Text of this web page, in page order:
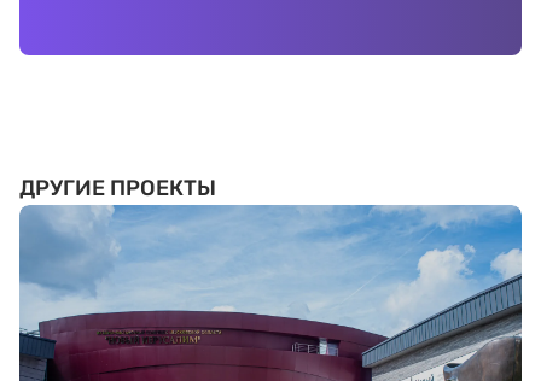
ДРУГИЕ ПРОЕКТЫ